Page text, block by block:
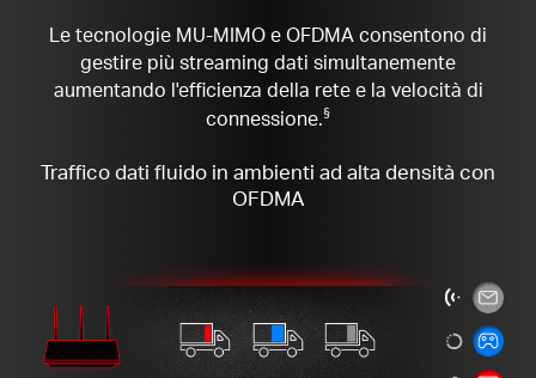
Le tecnologie MU-MIMO e OFDMA consentono di
gestire più streaming dati simultanemente
aumentando l'efficienza della rete e la velocità di
connessione.§
Traffico dati fluido in ambienti ad alta densità con
OFDMA